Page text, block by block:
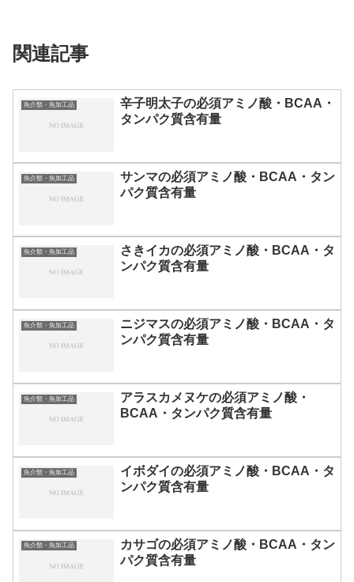
関連記事
魚介類・魚加工品
辛子明太子の必須アミノ酸・BCAA・
タンパク質含有量
魚介類・魚加工品
サンマの必須アミノ酸・BCAA・タン
パク質含有量
魚介類・魚加工品
さきイカの必須アミノ酸・BCAA・タ
ンパク質含有量
魚介類・魚加工品
ニジマスの必須アミノ酸・BCAA・タ
ンパク質含有量
魚介類・魚加工品
アラスカメヌケの必須アミノ酸・
BCAA・タンパク質含有量
魚介類・魚加工品
イボダイの必須アミノ酸・BCAA・タ
ンパク質含有量
魚介類・魚加工品
カサゴの必須アミノ酸・BCAA・タン
パク質含有量